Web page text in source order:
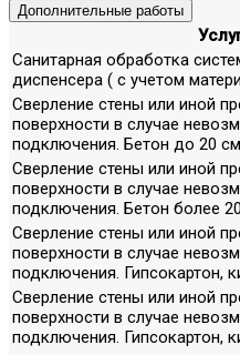
Дополнительные работы
Санитарная обработка
диспенсера ( с учетом
Сверление стены или иной
поверхности в случае
подключения. Бетон до 20 см
Сверление стены или иной
поверхности в случае
подключения. Бетон более
Сверление стены или иной
поверхности в случае
подключения. Гипсокартон,
Сверление стены или иной
поверхности в случае
подключения. Гипсокартон,